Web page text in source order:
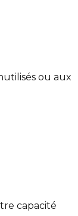
ou aux
capacité